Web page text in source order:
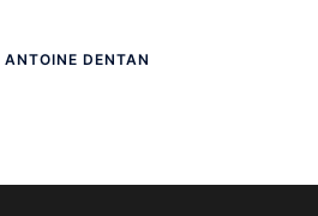
ANTOINE DENTAN